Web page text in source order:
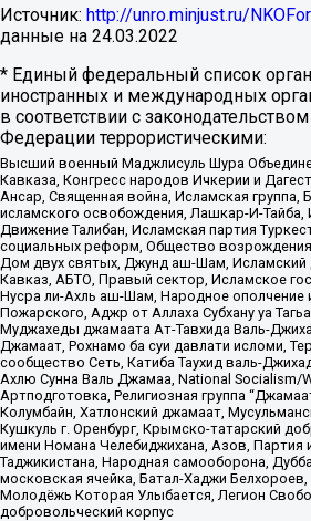
Источник: http://unro.minjust.ru/
данные на 24.03.2022
* Единый федеральный список
иностранных и международных
в соответствии с
Федерации террористическими:
Высший военный Маджлисуль Шура
Кавказа, Конгресс народов Ичкерии и
Ансар, Священная война, Исламская группа,
исламского освобождения, Лашкар-И-Тайба,
Движение Талибан, Исламская партия
социальных реформ, Общество возрождения
Дом двух святых, Джунд аш-Шам, Исламский
Кавказ, АБТО, Правый сектор, Исламское
Нусра ли-Ахль аш-Шам, Народное ополчение
Пожарского, Аджр от Аллаха Субхану уа
Муджахеды джамаата Ат-Тавхида Валь-
Джамаат, Рохнамо ба суи давлати исломи,
сообщество Сеть, Катиба Таухид валь-
Ахлю Сунна Валь Джамаа, National Socialism/
Артподготовка, Религиозная группа
Колумбайн, Хатлонский джамаат,
Кушкуль г. Оренбург, Крымско-татарский
имени Номана Челебиджихана, Азов, Партия
Таджикистана, Народная самооборона,
московская ячейка, Батал-Хаджи Белхороев,
Молодёжь Которая Улыбается, Легион
добровольческий корпус